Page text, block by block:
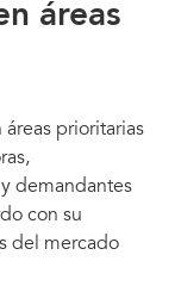
áreas
prioritarias
demandantes
con su
del mercado